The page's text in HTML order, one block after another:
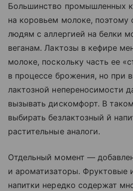
Большинство промышленных
на коровьем молоке, поэтому
людям с аллергией на белки
веганам. Лактозы в кефире
молоке, поскольку часть ее
в процессе брожения, но при
лактозной непереносимости
вызывать дискомфорт. В
выбирать безлактозный й
растительные аналоги.
Отдельный момент —
и ароматизаторы. Фруктовые
напитки нередко содержат